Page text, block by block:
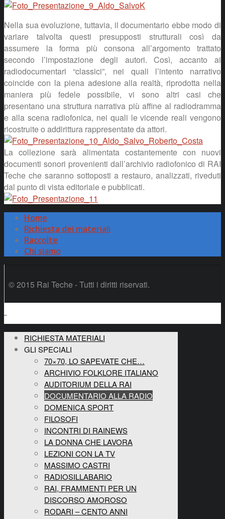
Nella sua evoluzione, tuttavia, il documentario ebbe modo di
variare talvolta questi presupposti strutturali così da
assumere la forma più consona all’argomento trattato
secondo l’impostazione degli autori. Così, accanto ai
radiodocumentari “classici”, nei quali l’intento narrativo
coincide con la piena adesione alla realtà, riprodotta nella
maniera più fedele possibile, vi sono altri casi che
presentano una struttura narrativa più affine al radiodramma
e alla scena radiofonica, nei quali le vicende reali vengono
ricostruite o addirittura rappresentate da attori.
La collezione sarà alimentata costantemente con nuovi
documenti sonori provenienti dall’archivio radiofonico di RAI
Teche che saranno sottoposti a restauro, analizzati, riveduti
dal punto di vista editoriale e pubblicati.
Home
Richiesta dei materiali
Raccolte
Chi siamo
© 2015 Rai Teche - Tutti i diritti riservati.
RICHIESTA MATERIALI
GLI SPECIALI
70×70, LO SAPEVATE CHE…
ARCHIVIO FOLKLORE ITALIANO
AUDITORIUM DELLA RAI
DOCUMENTARIO ALLA RADIO
DOMENICA SPORT
FILOSOFI
INCONTRI DI RAINEWS
LA DONNA CHE LAVORA
LEZIONI CON LA TV
MASSIMO CASTRI
RADIOSILLABARIO
RAI, FRAMMENTI PER UN
DISCORSO AMOROSO
RODARI – CENTO ANNI